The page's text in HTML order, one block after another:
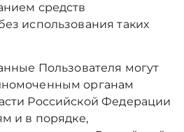
средств
использования таких
Пользователя могут
органам
Российской Федерации
и в порядке,